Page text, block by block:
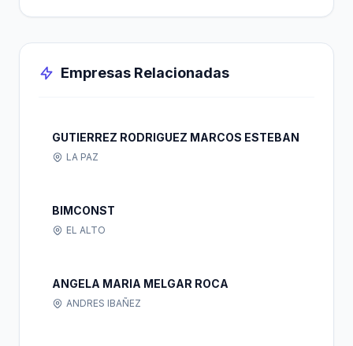
Empresas Relacionadas
GUTIERREZ RODRIGUEZ MARCOS ESTEBAN
LA PAZ
BIMCONST
EL ALTO
ANGELA MARIA MELGAR ROCA
ANDRES IBAÑEZ